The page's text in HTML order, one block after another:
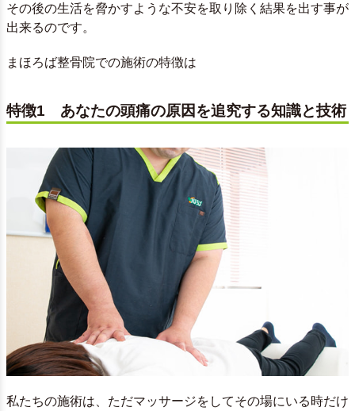
その後の生活を脅かすような不安を取り除く結果を出す事が
出来るのです。
まほろば整骨院での施術の特徴は
特徴1 あなたの頭痛の原因を追究する知識と技術
私たちの施術は、ただマッサージをしてその場にいる時だけ